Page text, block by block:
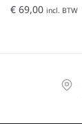
€ 69,00 incl. BTW